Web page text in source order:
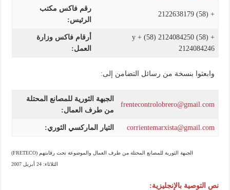
+ (58) 2122638179
رقم فاكس مكتب
الرئيس:
+ (58) 2124084250 y + (58)
2124084246
أرقام فاكس وزارة
العمل:
وابعثوا بنسخة من رسائل التضامن إلى:
frentecontrolobrero@gmail.com
الجبهة الثورية للمصانع المحتلة
من طرف العمال:
corrientemarxista@gmail.com التيار الماركسي الثوري:
الجبهة الثورية للمصانع المحتلة من طرف العمال والموضوعة تحت رقابتهم (FRETECO)
الثلاثاء: 24 أبريل 2007
نص التوصية بالإنجليزية: